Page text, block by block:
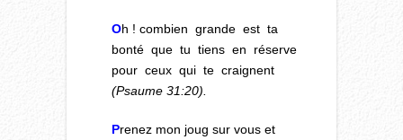
Oh ! combien grande est ta
bonté que tu tiens en réserve
pour ceux qui te craignent
(Psaume 31:20).
Prenez mon joug sur vous et